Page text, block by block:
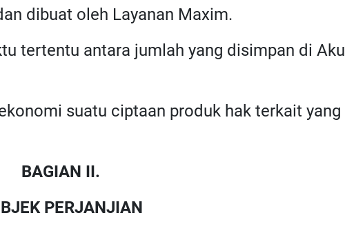
dibuat oleh Layanan Maxim.
tertentu antara jumlah yang disimpan di
suatu ciptaan produk hak terkait
BAGIAN II.
PERJANJIAN